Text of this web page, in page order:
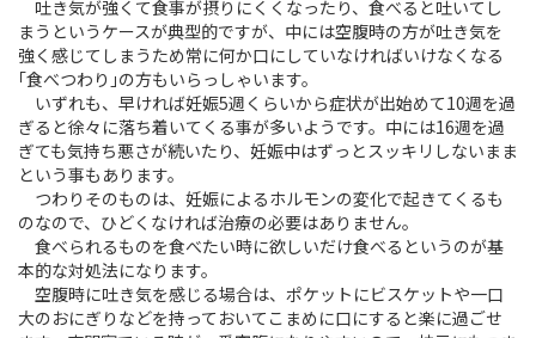
吐き気が強くて食事が摂りにくくなったり、食べると吐いてし
まうというケースが典型的ですが、中には空腹時の方が吐き気を
強く感じてしまうため常に何か口にしていなければいけなくなる
｢食べつわり｣の方もいらっしゃいます。
いずれも、早ければ妊娠5週くらいから症状が出始めて10週を過
ぎると徐々に落ち着いてくる事が多いようです。中には16週を過
ぎても気持ち悪さが続いたり、妊娠中はずっとスッキリしないまま
という事もあります。
つわりそのものは、妊娠によるホルモンの変化で起きてくるも
のなので、ひどくなければ治療の必要はありません。
食べられるものを食べたい時に欲しいだけ食べるというのが基
本的な対処法になります。
空腹時に吐き気を感じる場合は、ポケットにビスケットや一口
大のおにぎりなどを持っておいてこまめに口にすると楽に過ごせ